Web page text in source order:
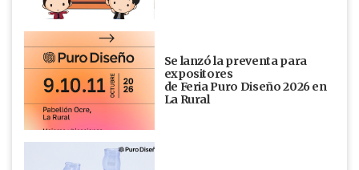
Se lanzó la preventa para
expositores
de Feria Puro Diseño 2026 en
La Rural